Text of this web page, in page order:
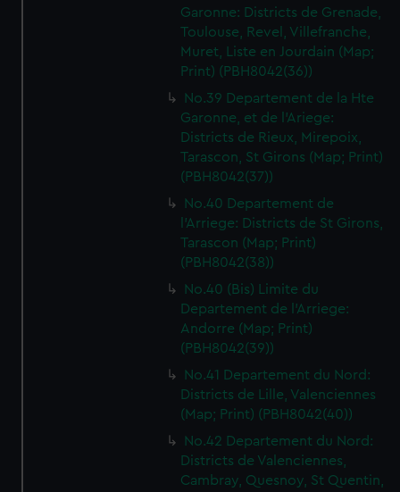
Garonne: Districts de Grenade,
Toulouse, Revel, Villefranche,
Muret, Liste en Jourdain (Map;
Print) (PBH8042(36))
No.39 Departement de la Hte
Garonne, et de l'Ariege:
Districts de Rieux, Mirepoix,
Tarascon, St Girons (Map; Print)
(PBH8042(37))
No.40 Departement de
l'Arriege: Districts de St Girons,
Tarascon (Map; Print)
(PBH8042(38))
No.40 (Bis) Limite du
Departement de l'Arriege:
Andorre (Map; Print)
(PBH8042(39))
No.41 Departement du Nord:
Districts de Lille, Valenciennes
(Map; Print) (PBH8042(40))
No.42 Departement du Nord:
Districts de Valenciennes,
Cambray, Quesnoy, St Quentin,